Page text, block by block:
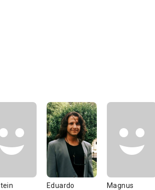
Eduardo
Magnus